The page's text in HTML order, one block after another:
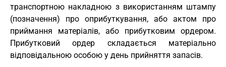
транспортною накладною з використанням штампу
(позначення) про оприбуткування, або актом про
приймання матеріалів, або прибутковим ордером.
Прибутковий ордер складається матеріально
відповідальною особою у день прийняття запасів.